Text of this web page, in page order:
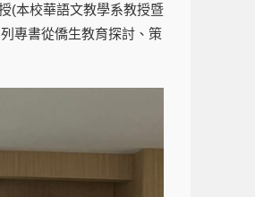
(本校華語文教學系教授暨
專書從僑生教育探討、策